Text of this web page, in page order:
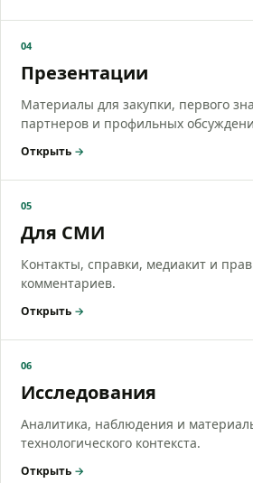
04
Презентации
Материалы для закупки, первого
партнеров и профильных
Открыть →
05
Для СМИ
Контакты, справки, медиакит и
комментариев.
Открыть →
06
Исследования
Аналитика, наблюдения и
технологического контекста.
Открыть →